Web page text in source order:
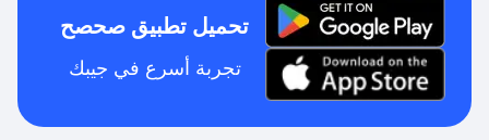
تحميل تطبيق صحصح
تجربة أسرع في جيبك